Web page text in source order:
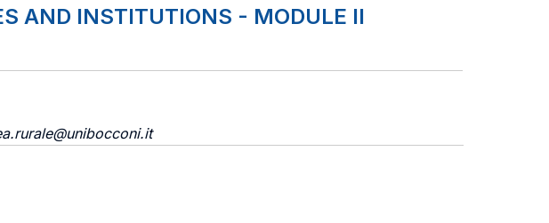
AND INSTITUTIONS - MODULE II